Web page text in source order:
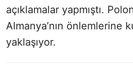
açıklamalar yapmıştı.
Almanya’nın önlemlerine
yaklaşıyor.